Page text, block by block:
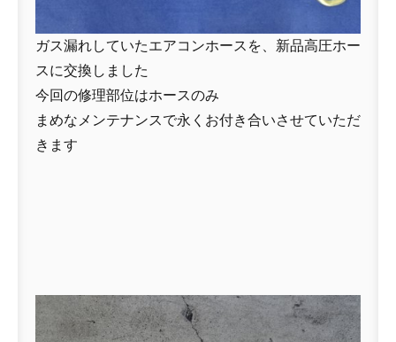
ガス漏れしていたエアコンホースを、新品高圧ホー
スに交換しました
今回の修理部位はホースのみ
まめなメンテナンスで永くお付き合いさせていただ
きます